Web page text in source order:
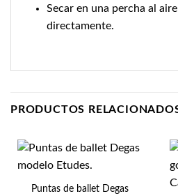
Secar en una percha al
directamente.
PRODUCTOS
Puntas de ballet Degas